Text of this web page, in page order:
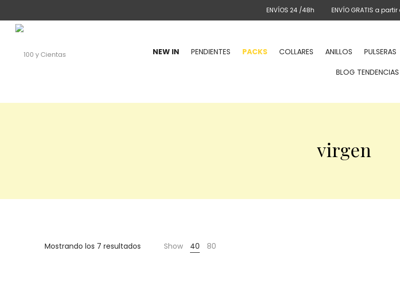
ENVÍOS 24 /48h ENVÍO GRATIS a partir
NEW IN PENDIENTES PACKS COLLARES ANILLOS PULSERAS
BLOG TENDENCIAS
virgen
Mostrando los 7 resultados Ordenado
Show 40 80